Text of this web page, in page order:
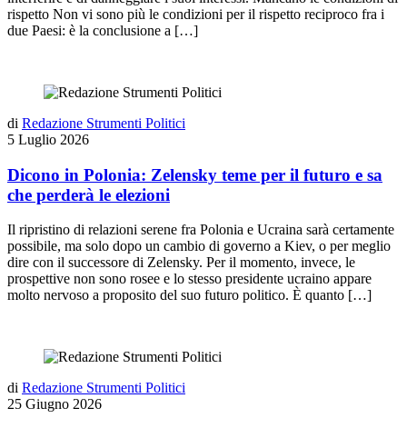
rispetto Non vi sono più le condizioni per il rispetto reciproco fra i
due Paesi: è la conclusione a […]
di Redazione Strumenti Politici
5 Luglio 2026
Dicono in Polonia: Zelensky teme per il futuro e sa
che perderà le elezioni
Il ripristino di relazioni serene fra Polonia e Ucraina sarà certamente
possibile, ma solo dopo un cambio di governo a Kiev, o per meglio
dire con il successore di Zelensky. Per il momento, invece, le
prospettive non sono rosee e lo stesso presidente ucraino appare
molto nervoso a proposito del suo futuro politico. È quanto […]
di Redazione Strumenti Politici
25 Giugno 2026